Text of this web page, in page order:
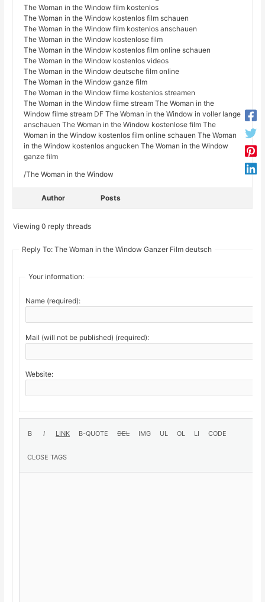
The Woman in the Window film kostenlos
The Woman in the Window kostenlos film schauen
The Woman in the Window film kostenlos anschauen
The Woman in the Window kostenlose film
The Woman in the Window kostenlos film online schauen
The Woman in the Window kostenlos videos
The Woman in the Window deutsche film online
The Woman in the Window ganze film
The Woman in the Window filme kostenlos streamen
The Woman in the Window filme stream The Woman in the
Window filme stream DF The Woman in the Window in voller lange
anschauen The Woman in the Window kostenlose film The
Woman in the Window kostenlos film online schauen The Woman
in the Window kostenlos angucken The Woman in the Window
ganze film
/The Woman in the Window
Author Posts
Viewing 0 reply threads
Reply To: The Woman in the Window Ganzer Film deutsch
Your information:
Name (required):
Mail (will not be published) (required):
Website: